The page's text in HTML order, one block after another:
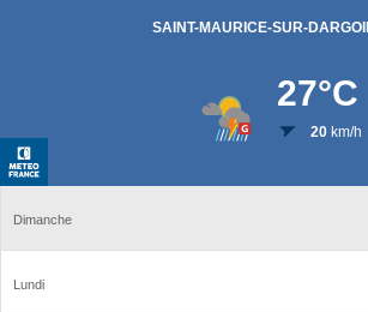
SAINT-MAURICE-SUR-
27°C
20km/h
Dimanche
Lundi